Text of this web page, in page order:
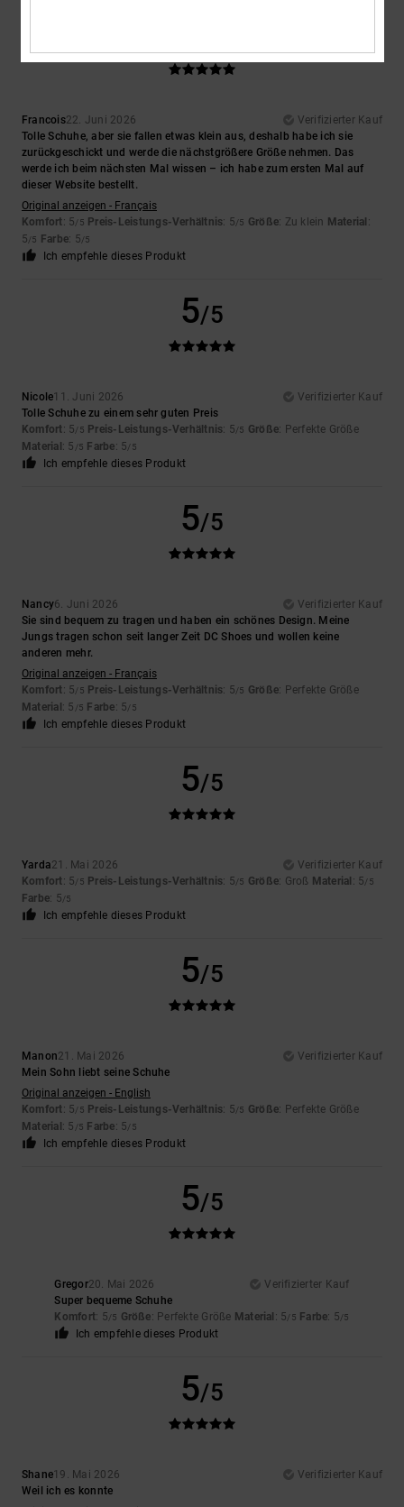
Francois22. Juni 2026
Verifizierter Kauf
Tolle Schuhe, aber sie fallen etwas klein aus, deshalb habe ich sie
zurückgeschickt und werde die nächstgrößere Größe nehmen. Das
werde ich beim nächsten Mal wissen – ich habe zum ersten Mal auf
dieser Website bestellt.
Original anzeigen - Français
Komfort: 5/5 Preis-Leistungs-Verhältnis: 5/5 Größe: Zu klein Material :
5/5 Farbe: 5/5
Ich empfehle dieses Produkt
5/5
Nicole11. Juni 2026
Verifizierter Kauf
Tolle Schuhe zu einem sehr guten Preis
Komfort: 5/5 Preis-Leistungs-Verhältnis: 5/5 Größe: Perfekte Größe
Material : 5 /5 Farbe: 5/5
Ich empfehle dieses Produkt
5/5
Nancy6. Juni 2026
Verifizierter Kauf
Sie sind bequem zu tragen und haben ein schönes Design. Meine
Jungs tragen schon seit langer Zeit DC Shoes und wollen keine
anderen mehr.
Original anzeigen - Français
Komfort: 5/5 Preis-Leistungs-Verhältnis: 5/5 Größe: Perfekte Größe
Material : 5 /5 Farbe: 5/5
Ich empfehle dieses Produkt
5/5
Yarda21. Mai 2026
Verifizierter Kauf
Komfort: 5/5 Preis-Leistungs-Verhältnis: 5/5 Größe: Groß Material : 5/5
Farbe: 5/5
Ich empfehle dieses Produkt
5/5
Manon21. Mai 2026
Verifizierter Kauf
Mein Sohn liebt seine Schuhe
Original anzeigen - English
Komfort: 5/5 Preis-Leistungs-Verhältnis: 5/5 Größe: Perfekte Größe
Material : 5 /5 Farbe: 5/5
Ich empfehle dieses Produkt
5/5
Gregor20. Mai 2026
Verifizierter Kauf
Super bequeme Schuhe
Komfort: 5/5 Größe: Perfekte Größe Material : 5/5 Farbe: 5/5
Ich empfehle dieses Produkt
5/5
Shane19. Mai 2026
Verifizierter Kauf
Weil ich es konnte